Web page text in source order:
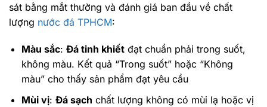
sát bằng mắt thường và đánh giá ban đầu về chất
lượng nước đá TPHCM:
Màu sắc: Đá tinh khiếtđạt chuẩn phải trong suốt,
không màu. Kết quả “Trong suốt” hoặc “Không
màu” cho thấy sản phẩm đạt yêu cầu
Mùi vị: Đá sạch chất lượng không có mùi lạ hoặc vị